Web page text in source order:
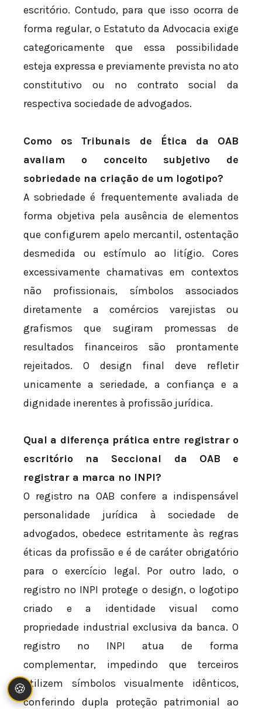
escritório. Contudo, para que isso ocorra de
forma regular, o Estatuto da Advocacia exige
categoricamente que essa possibilidade
esteja expressa e previamente prevista no ato
constitutivo ou no contrato social da
respectiva sociedade de advogados.
Como os Tribunais de Ética da OAB
avaliam o conceito subjetivo de
sobriedade na criação de um logotipo?
A sobriedade é frequentemente avaliada de
forma objetiva pela ausência de elementos
que configurem apelo mercantil, ostentação
desmedida ou estímulo ao litígio. Cores
excessivamente chamativas em contextos
não profissionais, símbolos associados
diretamente a comércios varejistas ou
grafismos que sugiram promessas de
resultados financeiros são prontamente
rejeitados. O design final deve refletir
unicamente a seriedade, a confiança e a
dignidade inerentes à profissão jurídica.
Qual a diferença prática entre registrar o
escritório na Seccional da OAB e
registrar a marca no INPI?
O registro na OAB confere a indispensável
personalidade jurídica à sociedade de
advogados, obedece estritamente às regras
éticas da profissão e é de caráter obrigatório
para o exercício legal. Por outro lado, o
registro no INPI protege o design, o logotipo
criado e a identidade visual como
propriedade industrial exclusiva da banca. O
registro no INPI atua de forma
complementar, impedindo que terceiros
utilizem símbolos visualmente idênticos,
conferindo dupla proteção patrimonial ao
🍪